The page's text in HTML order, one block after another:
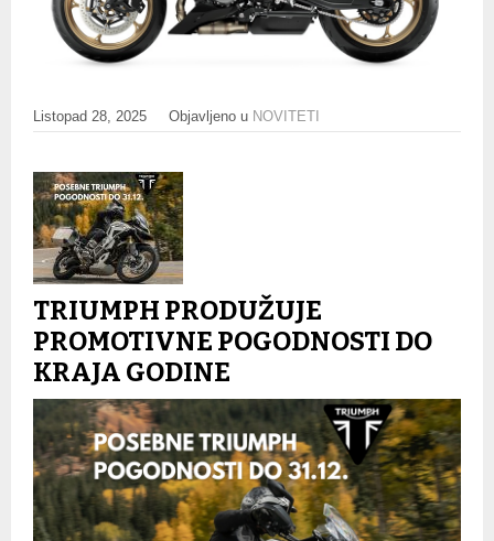
Listopad 28, 2025 Objavljeno u NOVITETI
TRIUMPH PRODUŽUJE
PROMOTIVNE POGODNOSTI DO
KRAJA GODINE